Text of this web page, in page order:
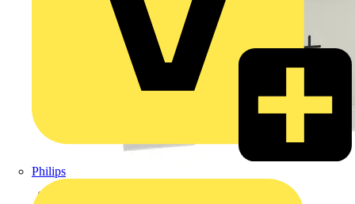
Philips